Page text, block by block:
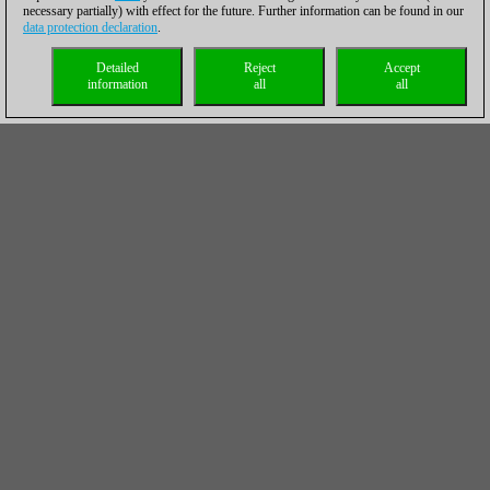
necessary partially) with effect for the future. Further information can be found in our
data protection declaration.
Accept
all
Reject
all
Detailed
information